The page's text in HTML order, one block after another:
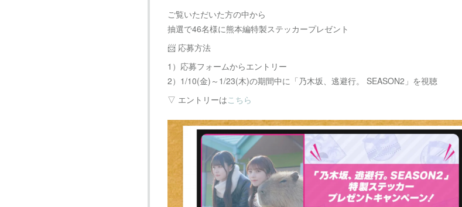
ご覧いただいた方の中から
抽選で46名様に熊本編特製ステッカープレゼント
📨 応募方法
1）応募フォームからエントリー
2）1/10(金)～1/23(木)の期間中に「乃木坂、逃避行。 SEASON2」を視聴
▽ エントリーはこちら